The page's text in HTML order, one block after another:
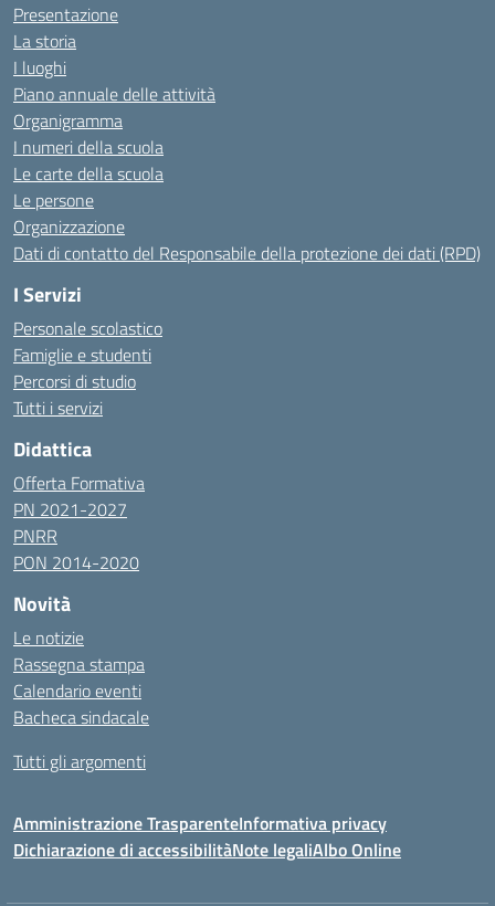
Presentazione
La storia
I luoghi
Piano annuale delle attività
Organigramma
I numeri della scuola
Le carte della scuola
Le persone
Organizzazione
Dati di contatto del Responsabile della protezione dei dati (RPD)
I Servizi
Personale scolastico
Famiglie e studenti
Percorsi di studio
Tutti i servizi
Didattica
Offerta Formativa
PN 2021-2027
PNRR
PON 2014-2020
Novità
Le notizie
Rassegna stampa
Calendario eventi
Bacheca sindacale
Tutti gli argomenti
Amministrazione TrasparenteInformativa privacy
Dichiarazione di accessibilitàNote legaliAlbo Online